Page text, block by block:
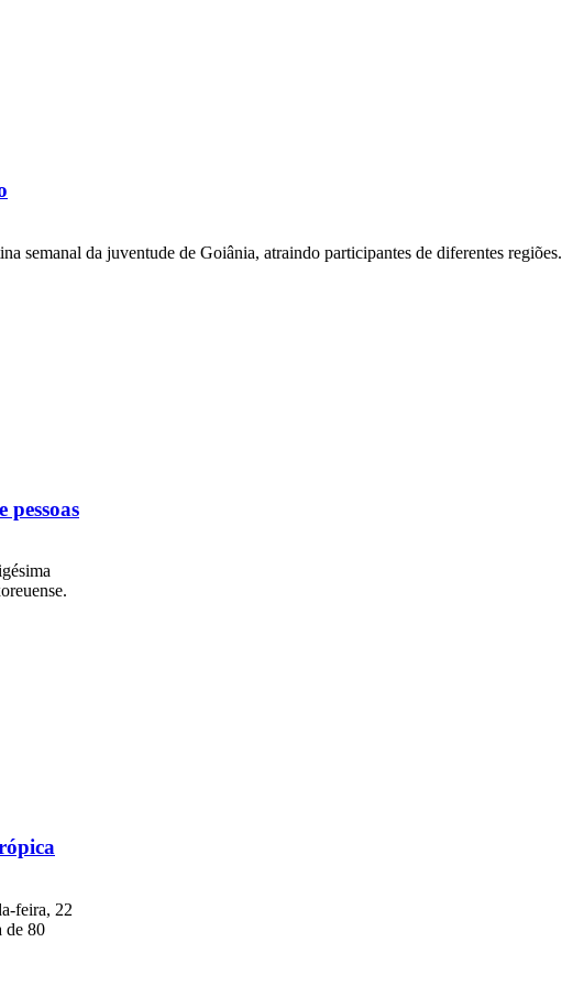
semanal da juventude de Goiânia, atraindo participantes de diferentes regiões.
pessoas
feira, 22
de 80